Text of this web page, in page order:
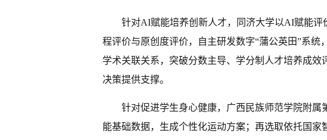
针对AI赋能培养创新人才，同济大学以AI赋能
程评价与原创度评价，自主研发数字“蒲公英田”系统
学术关联关系，突破分数主导、学分制人才培养成
决策提供支撑。
针对促进学生身心健康，广西民族师范学院附
能基础数据，生成个性化运动方案；再选取依托国